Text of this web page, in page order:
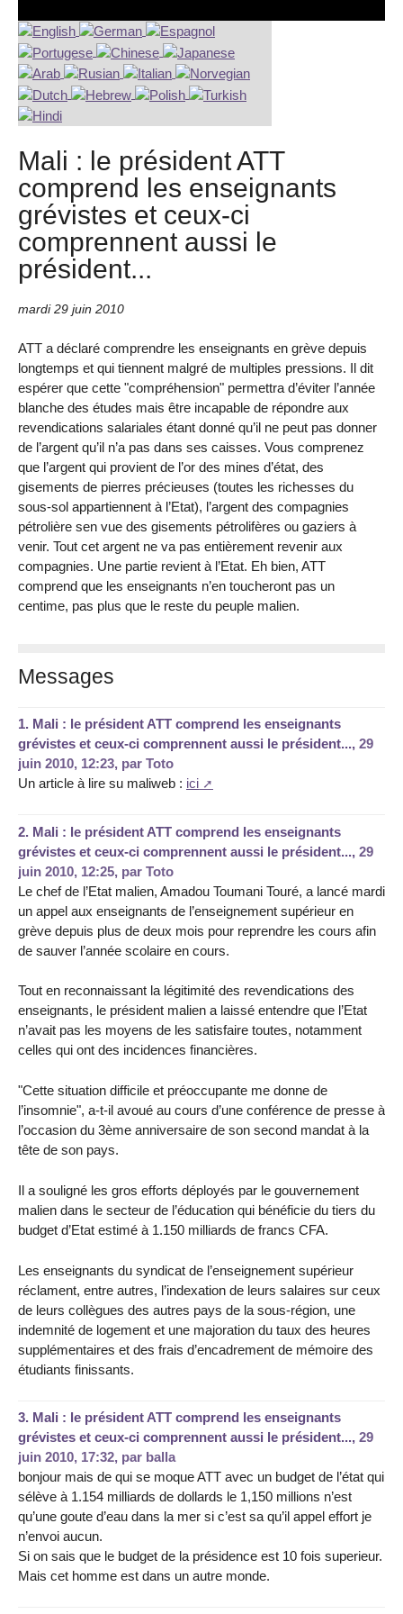
Mali : le président ATT
comprend les enseignants
grévistes et ceux-ci
comprennent aussi le
président...
mardi 29 juin 2010
ATT a déclaré comprendre les enseignants en grève depuis
longtemps et qui tiennent malgré de multiples pressions. Il dit
espérer que cette "compréhension" permettra d’éviter l’année
blanche des études mais être incapable de répondre aux
revendications salariales étant donné qu’il ne peut pas donner
de l’argent qu’il n’a pas dans ses caisses. Vous comprenez
que l’argent qui provient de l’or des mines d’état, des
gisements de pierres précieuses (toutes les richesses du
sous-sol appartiennent à l’Etat), l’argent des compagnies
pétrolière sen vue des gisements pétrolifères ou gaziers à
venir. Tout cet argent ne va pas entièrement revenir aux
compagnies. Une partie revient à l’Etat. Eh bien, ATT
comprend que les enseignants n’en toucheront pas un
centime, pas plus que le reste du peuple malien.
Messages
1. Mali : le président ATT comprend les enseignants
grévistes et ceux-ci comprennent aussi le président..., 29
juin 2010, 12:23, par Toto
Un article à lire su maliweb : ici
2. Mali : le président ATT comprend les enseignants
grévistes et ceux-ci comprennent aussi le président..., 29
juin 2010, 12:25, par Toto
Le chef de l’Etat malien, Amadou Toumani Touré, a lancé mardi
un appel aux enseignants de l’enseignement supérieur en
grève depuis plus de deux mois pour reprendre les cours afin
de sauver l’année scolaire en cours.
Tout en reconnaissant la légitimité des revendications des
enseignants, le président malien a laissé entendre que l’Etat
n’avait pas les moyens de les satisfaire toutes, notamment
celles qui ont des incidences financières.
"Cette situation difficile et préoccupante me donne de
l’insomnie", a-t-il avoué au cours d’une conférence de presse à
l’occasion du 3ème anniversaire de son second mandat à la
tête de son pays.
Il a souligné les gros efforts déployés par le gouvernement
malien dans le secteur de l’éducation qui bénéficie du tiers du
budget d’Etat estimé à 1.150 milliards de francs CFA.
Les enseignants du syndicat de l’enseignement supérieur
réclament, entre autres, l’indexation de leurs salaires sur ceux
de leurs collègues des autres pays de la sous-région, une
indemnité de logement et une majoration du taux des heures
supplémentaires et des frais d’encadrement de mémoire des
étudiants finissants.
3. Mali : le président ATT comprend les enseignants
grévistes et ceux-ci comprennent aussi le président..., 29
juin 2010, 17:32, par balla
bonjour mais de qui se moque ATT avec un budget de l’état qui
sélève à 1.154 milliards de dollards le 1,150 millions n’est
qu’une goute d’eau dans la mer si c’est sa qu’il appel effort je
n’envoi aucun.
Si on sais que le budget de la présidence est 10 fois superieur.
Mais cet homme est dans un autre monde.